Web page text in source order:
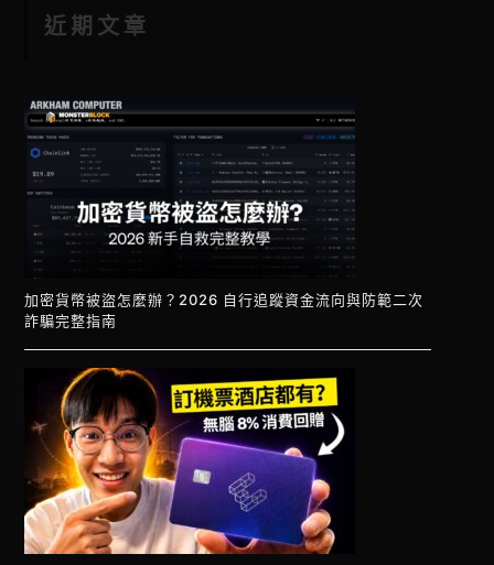
近期文章
加密貨幣被盜怎麼辦？2026 自行追蹤資金流向與防範二次
詐騙完整指南